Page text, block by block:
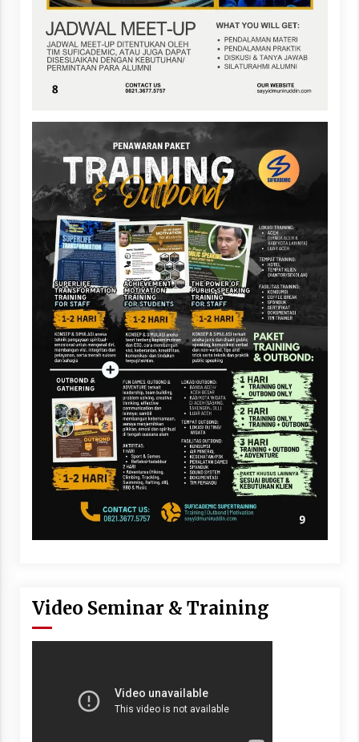
Video Seminar & Training